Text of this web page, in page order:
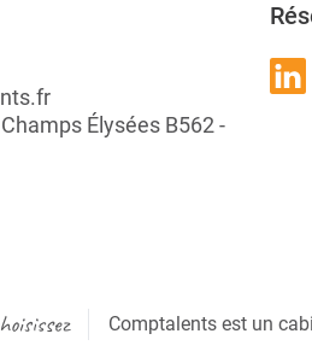
Élysées B562 -
Comptalents est un